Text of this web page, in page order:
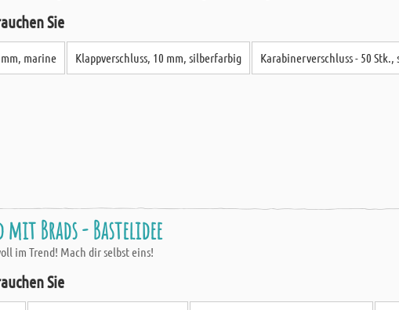
Sie
marine Klappverschluss, 10 mm, silberfarbig Karabinerverschluss - 50
Brads - Bastelidee
im Trend! Mach dir selbst eins!
Sie